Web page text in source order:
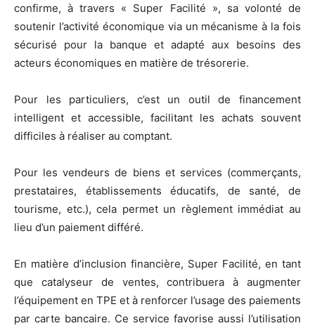
confirme, à travers « Super Facilité », sa volonté de
soutenir l’activité économique via un mécanisme à la fois
sécurisé pour la banque et adapté aux besoins des
acteurs économiques en matière de trésorerie.
Pour les particuliers, c’est un outil de financement
intelligent et accessible, facilitant les achats souvent
difficiles à réaliser au comptant.
Pour les vendeurs de biens et services (commerçants,
prestataires, établissements éducatifs, de santé, de
tourisme, etc.), cela permet un règlement immédiat au
lieu d’un paiement différé.
En matière d’inclusion financière, Super Facilité, en tant
que catalyseur de ventes, contribuera à augmenter
l’équipement en TPE et à renforcer l’usage des paiements
par carte bancaire. Ce service favorise aussi l’utilisation